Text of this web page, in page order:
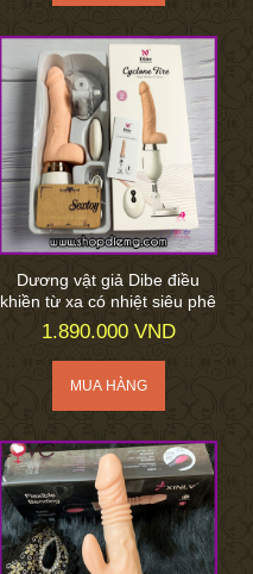
Dương vật giả Dibe điều
khiền từ xa có nhiệt siêu phê
1.890.000 VND